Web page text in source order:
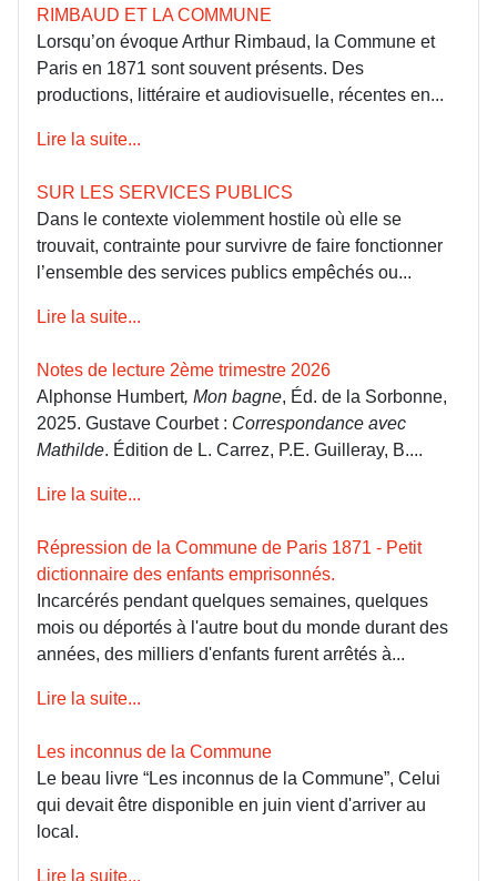
RIMBAUD ET LA COMMUNE
Lorsqu’on évoque Arthur Rimbaud, la Commune et
Paris en 1871 sont souvent présents. Des
productions, littéraire et audiovisuelle, récentes en...
Lire la suite...
SUR LES SERVICES PUBLICS
Dans le contexte violemment hostile où elle se
trouvait, contrainte pour survivre de faire fonctionner
l’ensemble des services publics empêchés ou...
Lire la suite...
Notes de lecture 2ème trimestre 2026
Alphonse Humbert, Mon bagne, Éd. de la Sorbonne,
2025. Gustave Courbet : Correspondance avec
Mathilde. Édition de L. Carrez, P.E. Guilleray, B....
Lire la suite...
Répression de la Commune de Paris 1871 - Petit
dictionnaire des enfants emprisonnés.
Incarcérés pendant quelques semaines, quelques
mois ou déportés à l'autre bout du monde durant des
années, des milliers d'enfants furent arrêtés à...
Lire la suite...
Les inconnus de la Commune
Le beau livre “Les inconnus de la Commune”, Celui
qui devait être disponible en juin vient d'arriver au
local.
Lire la suite...